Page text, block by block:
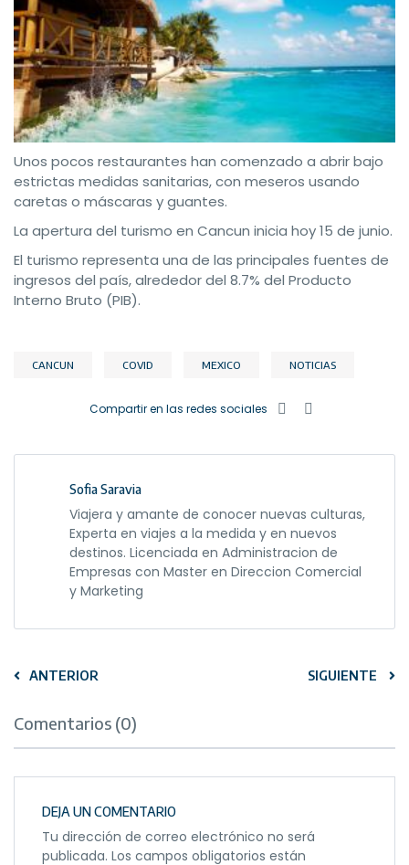
Unos pocos restaurantes han comenzado a abrir bajo
estrictas medidas sanitarias, con meseros usando
caretas o máscaras y guantes.
La apertura del turismo en Cancun inicia hoy 15 de junio.
El turismo representa una de las principales fuentes de
ingresos del país, alrededor del 8.7% del Producto
Interno Bruto (PIB).
CANCUN COVID MEXICO NOTICIAS
Compartir en las redes sociales
Sofia Saravia
Viajera y amante de conocer nuevas culturas,
Experta en viajes a la medida y en nuevos
destinos. Licenciada en Administracion de
Empresas con Master en Direccion Comercial
y Marketing
ANTERIOR SIGUIENTE
Comentarios (0)
DEJA UN COMENTARIO
Tu dirección de correo electrónico no será
publicada. Los campos obligatorios están